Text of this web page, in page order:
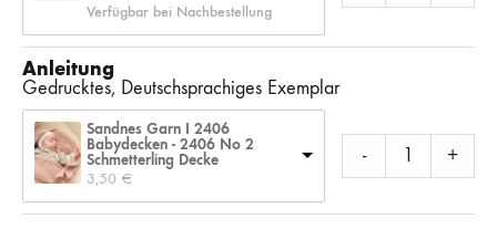
Verfügbar bei Nachbestellung
Anleitung
Gedrucktes, Deutschsprachiges Exemplar
Sandnes Garn I 2406
Babydecken - 2406 No 2
Schmetterling Decke
3,50 €
- +